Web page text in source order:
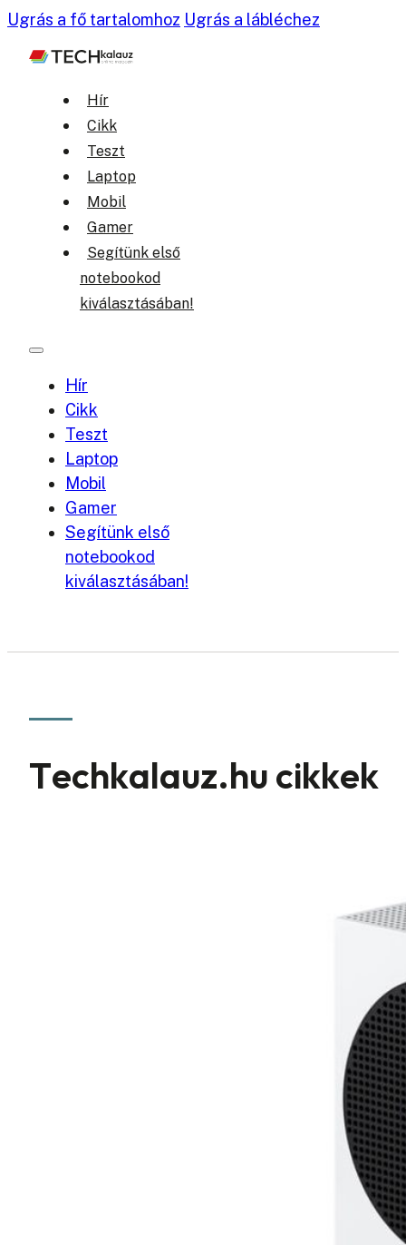
Ugrás a fő tartalomhoz Ugrás a lábléchez
Hír
Cikk
Teszt
Laptop
Mobil
Gamer
Segítünk első
notebookod
kiválasztásában!
Hír
Cikk
Teszt
Laptop
Mobil
Gamer
Segítünk első
notebookod
kiválasztásában!
Techkalauz.hu cikkek